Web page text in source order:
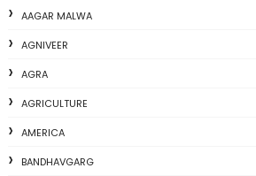
AAGAR MALWA
AGNIVEER
AGRA
AGRICULTURE
AMERICA
BANDHAVGARG